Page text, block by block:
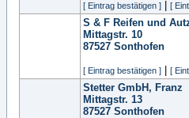
[ Eintrag bestätigen ] [
S & F Reifen und
Mittagstr. 10
87527 Sonthofen
[ Eintrag bestätigen ] [
Stetter GmbH, Franz
Mittagstr. 13
87527 Sonthofen